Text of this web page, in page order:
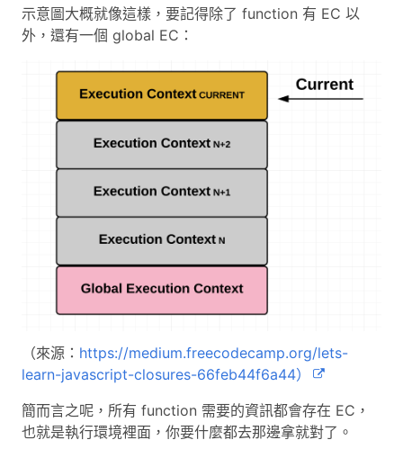
示意圖大概就像這樣，要記得除了 function 有 EC 以
外，還有一個 global EC：
（來源： https://medium.freecodecamp.org/lets-
learn-javascript-closures-66feb44f6a44）
簡而言之呢，所有 function 需要的資訊都會存在 EC，
也就是執行環境裡面，你要什麼都去那邊拿就對了。